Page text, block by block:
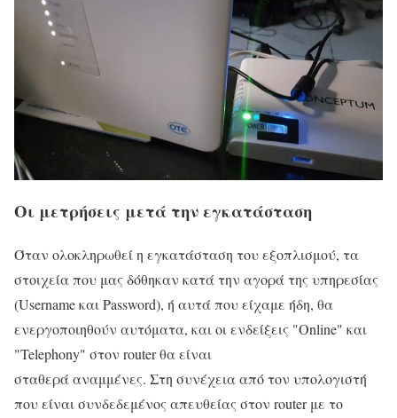
Οι μετρήσεις μετά την εγκατάσταση
Όταν ολοκληρωθεί η εγκατάσταση του εξοπλισμού, τα
στοιχεία που μας δόθηκαν κατά την αγορά της υπηρεσίας
(Username και Password), ή αυτά που είχαμε ήδη, θα
ενεργοποιηθούν αυτόματα, και οι ενδείξεις "Online" και
"Telephony" στον router θα είναι
σταθερά αναμμένες. Στη συνέχεια από τον υπολογιστή
που είναι συνδεδεμένος απευθείας στον router με το